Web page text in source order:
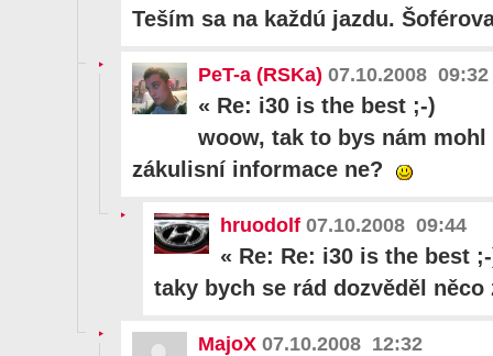
Teším sa na každú jazdu.
PeT-a (RSKa) 07.10.2008 09:32
« Re: i30 is the best ;-)
woow, tak to bys nám
zákulisní informace ne?
hruodolf 07.10.2008 09:44
« Re: Re: i30 is the best
taky bych se rád dozvěděl
MajoX 07.10.2008 12:32